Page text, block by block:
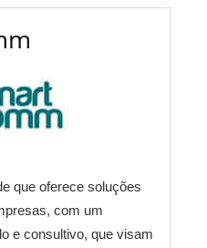
que oferece soluções
com um
e consultivo, que visam